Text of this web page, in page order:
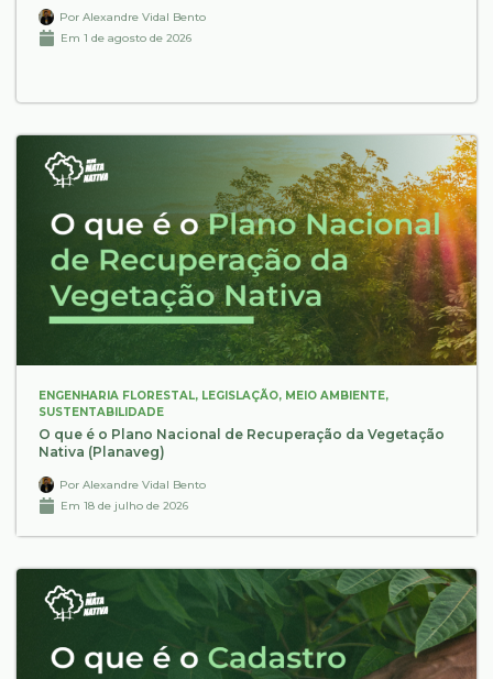
Por Alexandre Vidal Bento
Em 1 de agosto de 2026
ENGENHARIA FLORESTAL, LEGISLAÇÃO, MEIO AMBIENTE,
SUSTENTABILIDADE
O que é o Plano Nacional de Recuperação da Vegetação
Nativa (Planaveg)
Por Alexandre Vidal Bento
Em 18 de julho de 2026